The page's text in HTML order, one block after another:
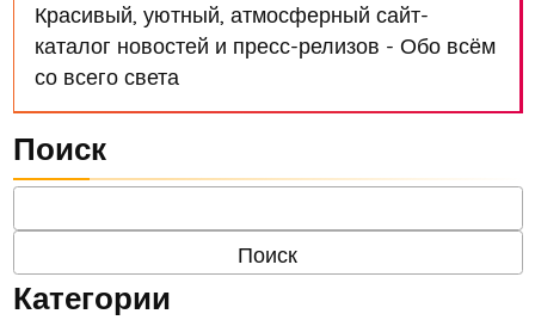
Красивый, уютный, атмосферный сайт-
каталог новостей и пресс-релизов - Обо всём
со всего света
Поиск
Категории